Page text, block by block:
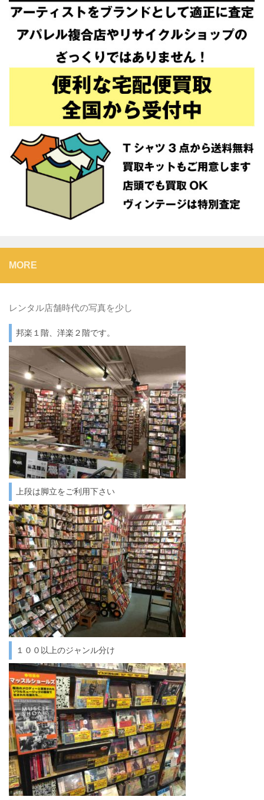
MORE
レンタル店舗時代の写真を少し
邦楽１階、洋楽２階です。
上段は脚立をご利用下さい
１００以上のジャンル分け